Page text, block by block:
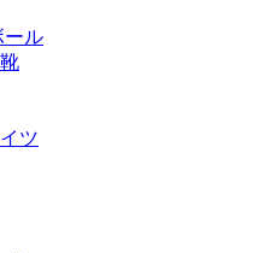
ール
ツ